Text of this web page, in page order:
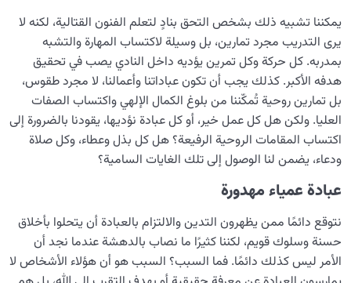
الشيطان… العدوّ المبين
الأمراض الخفية للروح 0/15
معرفة الجنة والنار 0/22
النظرة الأبدية والاستعداد للآخرة 0/14
من الخيال إلى سلامة القلب
الإنسان محور الخلق 0/9
رؤية عالم الغيب 0/9
يمكننا تشبيه ذلك بشخص التحق بنادٍ لتعلم الفنون القتالية، لكنه لا
يرى التدريب مجرد تمارين، بل وسيلة لاكتساب المهارة والتشبه
بمدربه. كل حركة وكل تمرين يؤديه داخل النادي يصب في تحقيق
هدفه الأكبر. كذلك يجب أن تكون عباداتنا وأعمالنا، لا مجرد طقوس،
بل تمارين روحية تُمكّننا من بلوغ الكمال الإلهي واكتساب الصفات
العليا. ولكن هل كل عمل خير، أو كل عبادة نؤديها، يقودنا بالضرورة إلى
اكتساب المقامات الروحية الرفيعة؟ هل كل بذل وعطاء، وكل صلاة
ودعاء، يضمن لنا الوصول إلى تلك الغايات السامية؟
عبادة عمياء مهدورة
نتوقع دائمًا ممن يظهرون التدين والالتزام بالعبادة أن يتحلوا بأخلاق
حسنة وسلوك قويم، لكننا كثيرًا ما نصاب بالدهشة عندما نجد أن
الأمر ليس كذلك دائمًا. فما السبب؟ السبب هو أن هؤلاء الأشخاص لا